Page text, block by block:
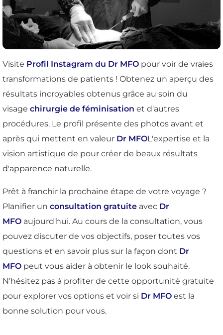
Visite Profil Instagram du Dr MFO pour voir de vraies
transformations de patients ! Obtenez un aperçu des
résultats incroyables obtenus grâce au soin du
visage chirurgie de féminisation et d'autres
procédures. Le profil présente des photos avant et
après qui mettent en valeur Dr MFOL'expertise et la
vision artistique de pour créer de beaux résultats
d'apparence naturelle.
Prêt à franchir la prochaine étape de votre voyage ?
Planifier un consultation gratuite avec Dr
MFO aujourd'hui. Au cours de la consultation, vous
pouvez discuter de vos objectifs, poser toutes vos
questions et en savoir plus sur la façon dont Dr
MFO peut vous aider à obtenir le look souhaité.
N'hésitez pas à profiter de cette opportunité gratuite
pour explorer vos options et voir si Dr MFO est la
bonne solution pour vous.